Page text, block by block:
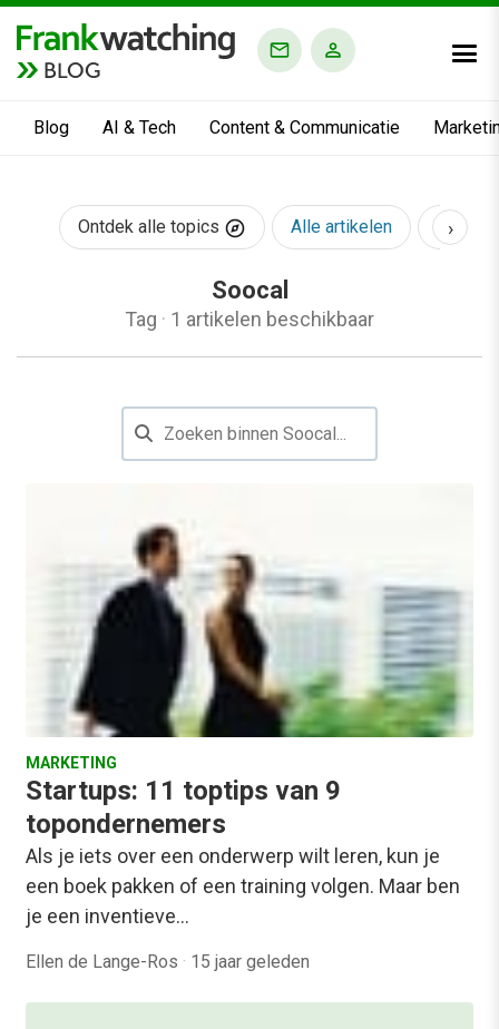
BLOG
Blog AI & Tech Content & Communicatie
Ontdek alle topics Alle artikelen AI &
›
Soocal
Tag · 1 artikelen beschikbaar
MARKETING
Startups: 11 toptips van 9
topondernemers
Als je iets over een onderwerp wilt leren, kun je
een boek pakken of een training volgen. Maar ben
je een inventieve…
Ellen de Lange-Ros · 15 jaar geleden